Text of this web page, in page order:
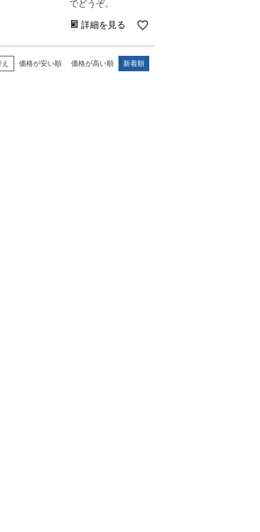
でどうぞ。
詳細を見る
価格が安い順 価格が高い順 新着順